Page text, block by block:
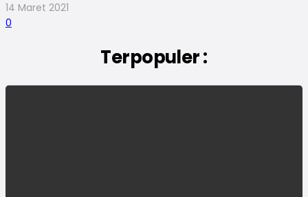
14 Maret 2021
0
Terpopuler :